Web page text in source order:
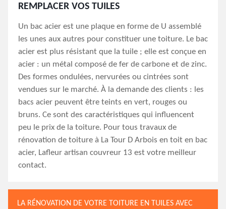
REMPLACER VOS TUILES
Un bac acier est une plaque en forme de U assemblé
les unes aux autres pour constituer une toiture. Le bac
acier est plus résistant que la tuile ; elle est conçue en
acier : un métal composé de fer de carbone et de zinc.
Des formes ondulées, nervurées ou cintrées sont
vendues sur le marché. À la demande des clients : les
bacs acier peuvent être teints en vert, rouges ou
bruns. Ce sont des caractéristiques qui influencent
peu le prix de la toiture. Pour tous travaux de
rénovation de toiture à La Tour D Arbois en toit en bac
acier, Lafleur artisan couvreur 13 est votre meilleur
contact.
LA RÉNOVATION DE VOTRE TOITURE EN TUILES AVEC